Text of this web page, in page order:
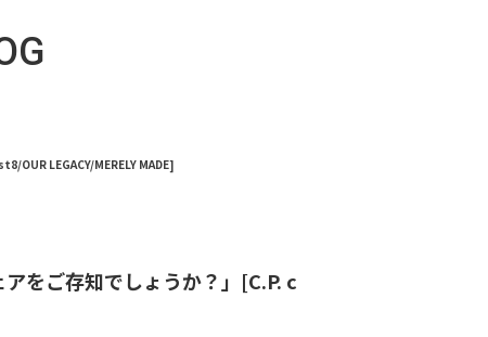
OUR LEGACY/MERELY MADE]
をご存知でしょうか？」[C.P. c